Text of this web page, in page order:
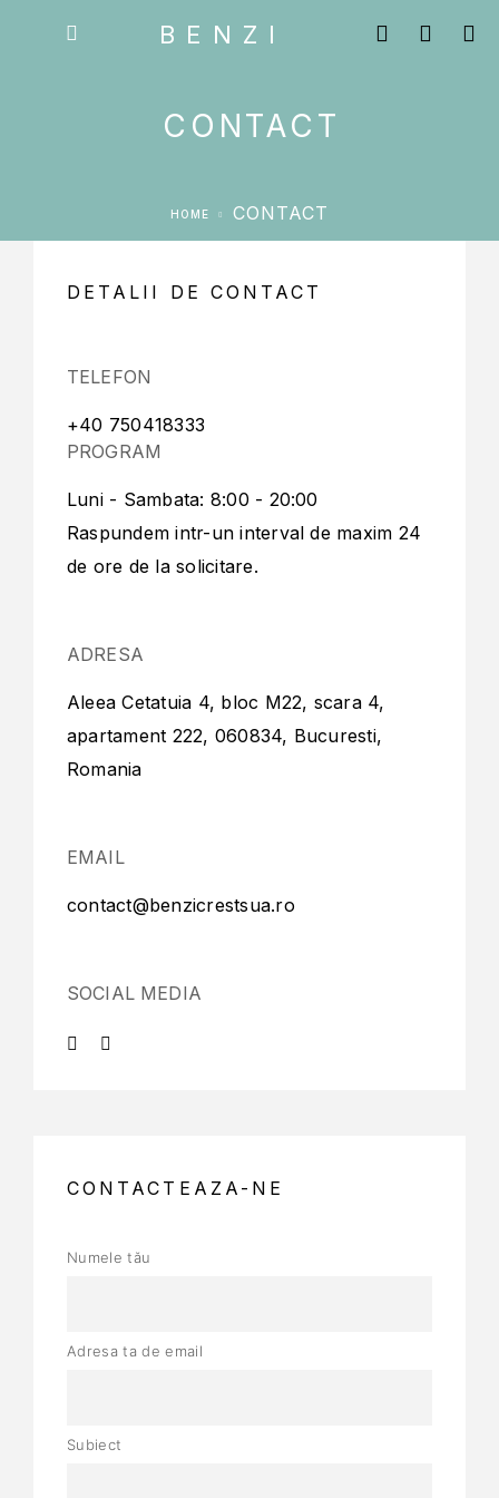
BENZI
CONTACT
HOME CONTACT
DETALII DE CONTACT
TELEFON
+40 750418333
PROGRAM
Luni - Sambata: 8:00 - 20:00
Raspundem intr-un interval de maxim 24
de ore de la solicitare.
ADRESA
Aleea Cetatuia 4, bloc M22, scara 4,
apartament 222, 060834, Bucuresti,
Romania
EMAIL
contact@benzicrestsua.ro
SOCIAL MEDIA
CONTACTEAZA-NE
Numele tău
Adresa ta de email
Subiect